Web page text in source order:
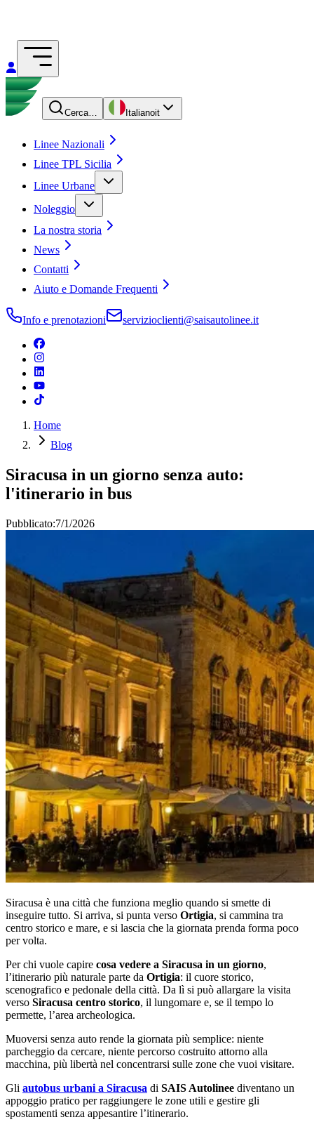
Cerca… Italianoit
Linee Nazionali
Linee TPL Sicilia
Linee Urbane
Noleggio
La nostra storia
News
Contatti
Aiuto e Domande Frequenti
Info e prenotazioni servizioclienti@saisautolinee.it
Home
Blog
Siracusa in un giorno senza auto:
l'itinerario in bus
Pubblicato:7/1/2026
Siracusa è una città che funziona meglio quando si smette di
inseguire tutto. Si arriva, si punta verso Ortigia, si cammina tra
centro storico e mare, e si lascia che la giornata prenda forma poco
per volta.
Per chi vuole capire cosa vedere a Siracusa in un giorno,
l’itinerario più naturale parte da Ortigia: il cuore storico,
scenografico e pedonale della città. Da lì si può allargare la visita
verso Siracusa centro storico, il lungomare e, se il tempo lo
permette, l’area archeologica.
Muoversi senza auto rende la giornata più semplice: niente
parcheggio da cercare, niente percorso costruito attorno alla
macchina, più libertà nel concentrarsi sulle zone che vuoi visitare.
Gli autobus urbani a Siracusa di SAIS Autolinee diventano un
appoggio pratico per raggiungere le zone utili e gestire gli
spostamenti senza appesantire l’itinerario.